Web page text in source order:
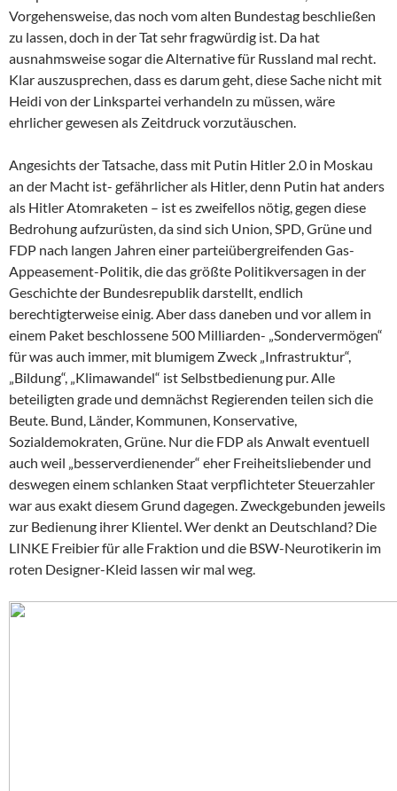
Vorgehensweise, das noch vom alten Bundestag beschließen
zu lassen, doch in der Tat sehr fragwürdig ist. Da hat
ausnahmsweise sogar die Alternative für Russland mal recht.
Klar auszusprechen, dass es darum geht, diese Sache nicht mit
Heidi von der Linkspartei verhandeln zu müssen, wäre
ehrlicher gewesen als Zeitdruck vorzutäuschen.
Angesichts der Tatsache, dass mit Putin Hitler 2.0 in Moskau
an der Macht ist- gefährlicher als Hitler, denn Putin hat anders
als Hitler Atomraketen – ist es zweifellos nötig, gegen diese
Bedrohung aufzurüsten, da sind sich Union, SPD, Grüne und
FDP nach langen Jahren einer parteiübergreifenden Gas-
Appeasement-Politik, die das größte Politikversagen in der
Geschichte der Bundesrepublik darstellt, endlich
berechtigterweise einig. Aber dass daneben und vor allem in
einem Paket beschlossene 500 Milliarden- „Sondervermögen“
für was auch immer, mit blumigem Zweck „Infrastruktur“,
„Bildung“, „Klimawandel“ ist Selbstbedienung pur. Alle
beteiligten grade und demnächst Regierenden teilen sich die
Beute. Bund, Länder, Kommunen, Konservative,
Sozialdemokraten, Grüne. Nur die FDP als Anwalt eventuell
auch weil „besserverdienender“ eher Freiheitsliebender und
deswegen einem schlanken Staat verpflichteter Steuerzahler
war aus exakt diesem Grund dagegen. Zweckgebunden jeweils
zur Bedienung ihrer Klientel. Wer denkt an Deutschland? Die
LINKE Freibier für alle Fraktion und die BSW-Neurotikerin im
roten Designer-Kleid lassen wir mal weg.